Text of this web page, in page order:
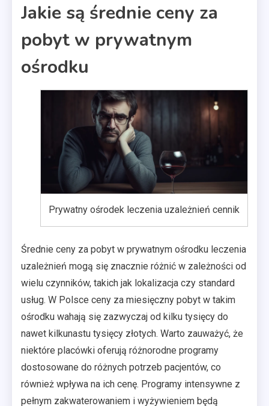
Jakie są średnie ceny za
pobyt w prywatnym
ośrodku
Prywatny ośrodek leczenia uzależnień cennik
Średnie ceny za pobyt w prywatnym ośrodku leczenia
uzależnień mogą się znacznie różnić w zależności od
wielu czynników, takich jak lokalizacja czy standard
usług. W Polsce ceny za miesięczny pobyt w takim
ośrodku wahają się zazwyczaj od kilku tysięcy do
nawet kilkunastu tysięcy złotych. Warto zauważyć, że
niektóre placówki oferują różnorodne programy
dostosowane do różnych potrzeb pacjentów, co
również wpływa na ich cenę. Programy intensywne z
pełnym zakwaterowaniem i wyżywieniem będą